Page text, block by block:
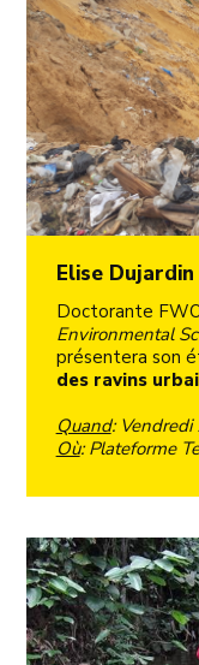
Elise Dujardin
Doctorante
Environmental
présentera son
des ravins
Quand: Vendredi
Où: Plateforme